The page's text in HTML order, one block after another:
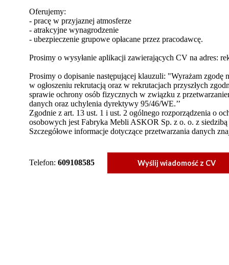
Oferujemy:
- pracę w przyjaznej atmosferze
- atrakcyjne wynagrodzenie
- ubezpieczenie grupowe opłacane przez pracodawcę.
Prosimy o wysyłanie aplikacji zawierających CV na adres:
Prosimy o dopisanie następującej klauzuli: "Wyrażam
w ogłoszeniu rekrutacją oraz w rekrutacjach przyszłych
sprawie ochrony osób fizycznych w związku z
danych oraz uchylenia dyrektywy 95/46/WE.’’
Zgodnie z art. 13 ust. 1 i ust. 2 ogólnego rozporządzenia o
osobowych jest Fabryka Mebli ASKOR Sp. z o. o. z
Szczegółowe informacje dotyczące przetwarzania danych
Telefon: 609108585 Wyślij wiadomość z CV